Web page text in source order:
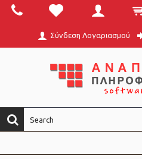
Σύνδεση Λογαριασμού